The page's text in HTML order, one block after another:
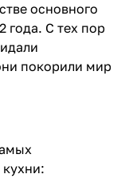
основного
года. С тех пор
покорили мир